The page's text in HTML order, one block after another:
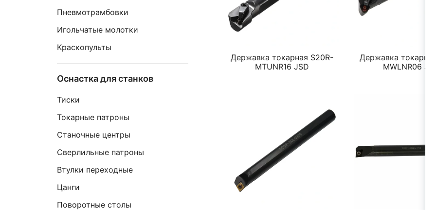
Державка токарная S20R-
MTUNR16 JSD
Державка
MWLNR06 JSD
Пневмотрамбовки
Игольчатые молотки
Краскопульты
Оснастка для станков
Тиски
Токарные патроны
Станочные центры
Сверлильные патроны
Втулки переходные
Цанги
Поворотные столы